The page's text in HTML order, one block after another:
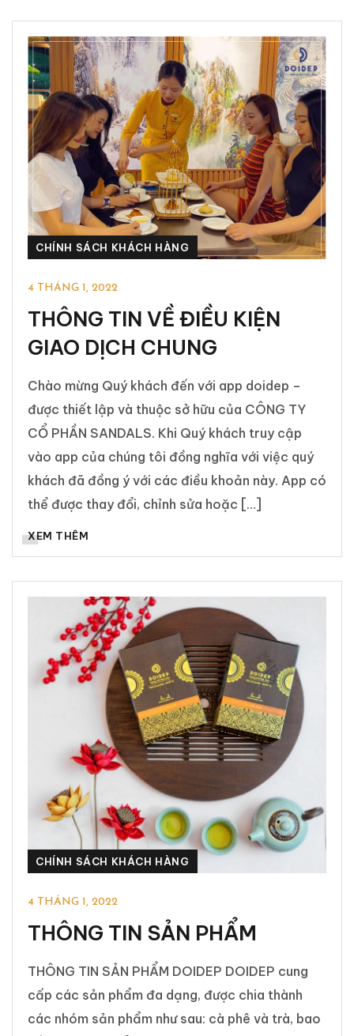
CHÍNH SÁCH KHÁCH HÀNG
4 THÁNG 1, 2022
THÔNG TIN VỀ ĐIỀU KIỆN
GIAO DỊCH CHUNG
Chào mừng Quý khách đến với app doidep –
được thiết lập và thuộc sở hữu của CÔNG TY
CỔ PHẦN SANDALS. Khi Quý khách truy cập
vào app của chúng tôi đồng nghĩa với việc quý
khách đã đồng ý với các điều khoản này. App có
thể được thay đổi, chỉnh sửa hoặc […]
XEM THÊM
CHÍNH SÁCH KHÁCH HÀNG
4 THÁNG 1, 2022
THÔNG TIN SẢN PHẨM
THÔNG TIN SẢN PHẨM DOIDEP DOIDEP cung
cấp các sản phẩm đa dạng, được chia thành
các nhóm sản phẩm như sau: cà phê và trà, bao